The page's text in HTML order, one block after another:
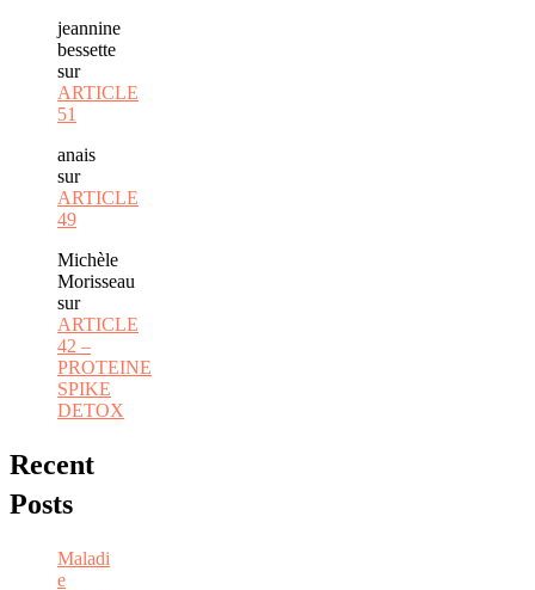
jeannine
bessette
sur
ARTICLE
51
anais
sur
ARTICLE
49
Michèle
Morisseau
sur
ARTICLE
42 –
PROTEINE
SPIKE
DETOX
Recent
Posts
Maladi
e